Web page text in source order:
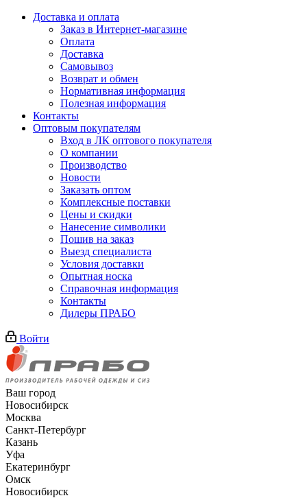
Доставка и оплата
Заказ в Интернет-магазине
Оплата
Доставка
Самовывоз
Возврат и обмен
Нормативная информация
Полезная информация
Контакты
Оптовым покупателям
Вход в ЛК оптового покупателя
О компании
Производство
Новости
Заказать оптом
Комплексные поставки
Цены и скидки
Нанесение символики
Пошив на заказ
Выезд специалиста
Условия доставки
Опытная носка
Справочная информация
Контакты
Дилеры ПРАБО
Войти
Ваш город
Новосибирск
Москва
Санкт-Петербург
Казань
Уфа
Екатеринбург
Омск
Новосибирск